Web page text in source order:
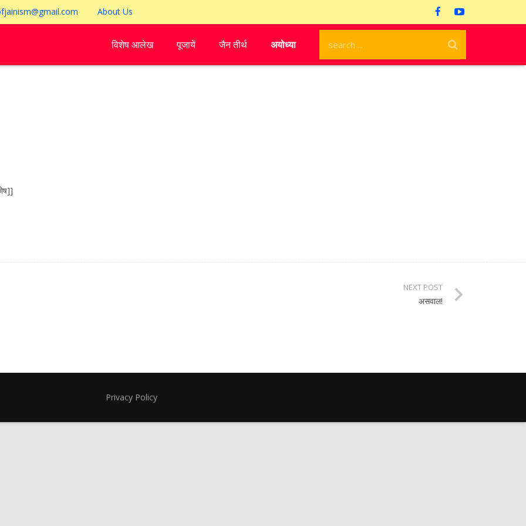
About Us
विशेष आलेख पूजायें जैन तीर्थ अयोध्या
NEXT POST
असवाल!
Privacy Policy